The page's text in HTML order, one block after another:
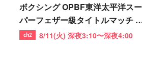
ボクシング OPBF東洋太平洋スー
パーフェザー級タイトルマッチ
代大訓×竹中良(2019年7月)
8/11(火) 深夜3:10〜深夜4:00